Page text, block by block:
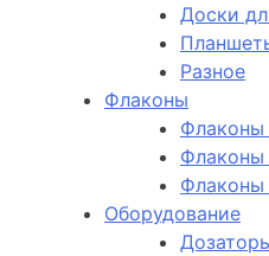
Доски
Разное
Флаконы
Флаконы
Флаконы
Флаконы
Оборудование